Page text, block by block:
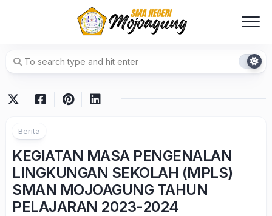
Berita
KEGIATAN MASA PENGENALAN
LINGKUNGAN SEKOLAH (MPLS)
SMAN MOJOAGUNG TAHUN
PELAJARAN 2023-2024